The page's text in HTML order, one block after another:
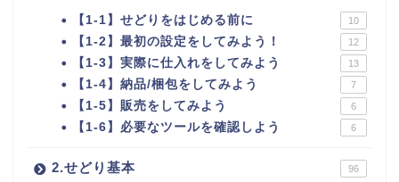
【1-1】せどりをはじめる前に 10
【1-2】最初の設定をしてみよう！ 12
【1-3】実際に仕入れをしてみよう 13
【1-4】納品/梱包をしてみよう 7
【1-5】販売をしてみよう 6
【1-6】必要なツールを確認しよう 6
2.せどり基本 96